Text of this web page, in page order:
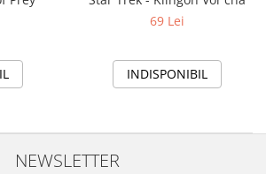
69 Lei
INDISPONIBIL
NEWSLETTER